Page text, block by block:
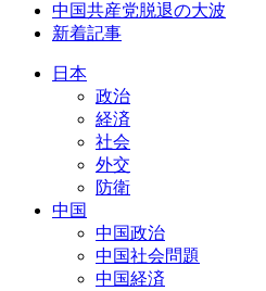
中国共産党脱退の大波
新着記事
日本
政治
経済
社会
外交
防衛
中国
中国政治
中国社会問題
中国経済